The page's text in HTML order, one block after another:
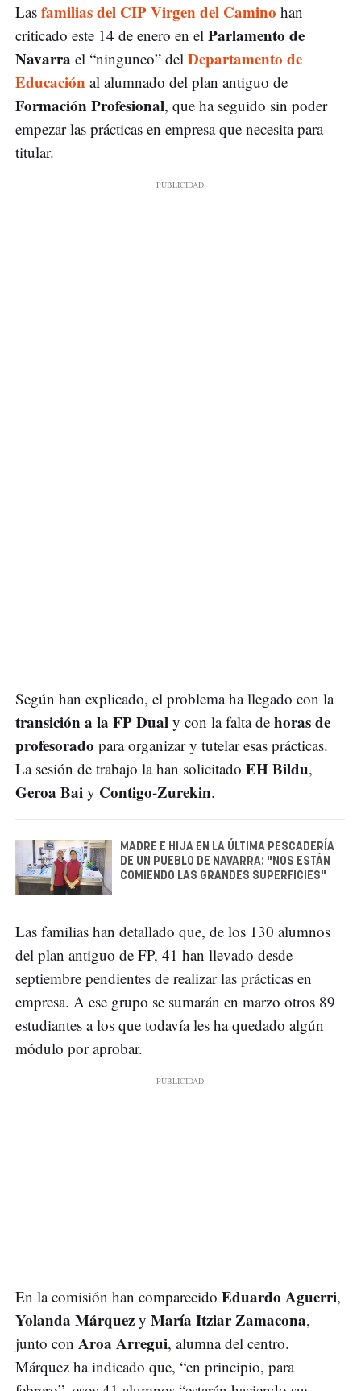
Las familias del CIP Virgen del Camino han
criticado este 14 de enero en el Parlamento de
Navarra el “ninguneo” del Departamento de
Educación al alumnado del plan antiguo de
Formación Profesional, que ha seguido sin poder
empezar las prácticas en empresa que necesita para
titular.
Según han explicado, el problema ha llegado con la
transición a la FP Dual y con la falta de horas de
profesorado para organizar y tutelar esas prácticas.
La sesión de trabajo la han solicitado EH Bildu,
Geroa Bai y Contigo-Zurekin.
MADRE E HIJA EN LA ÚLTIMA PESCADERÍA
DE UN PUEBLO DE NAVARRA: "NOS ESTÁN
COMIENDO LAS GRANDES SUPERFICIES"
Las familias han detallado que, de los 130 alumnos
del plan antiguo de FP, 41 han llevado desde
septiembre pendientes de realizar las prácticas en
empresa. A ese grupo se sumarán en marzo otros 89
estudiantes a los que todavía les ha quedado algún
módulo por aprobar.
En la comisión han comparecido Eduardo Aguerri,
Yolanda Márquez y María Itziar Zamacona,
junto con Aroa Arregui, alumna del centro.
Márquez ha indicado que, “en principio, para